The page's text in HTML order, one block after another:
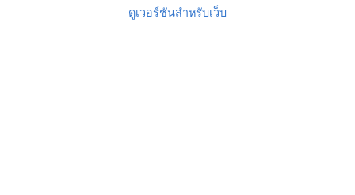
ดูเวอร์ชันสำหรับเว็บ